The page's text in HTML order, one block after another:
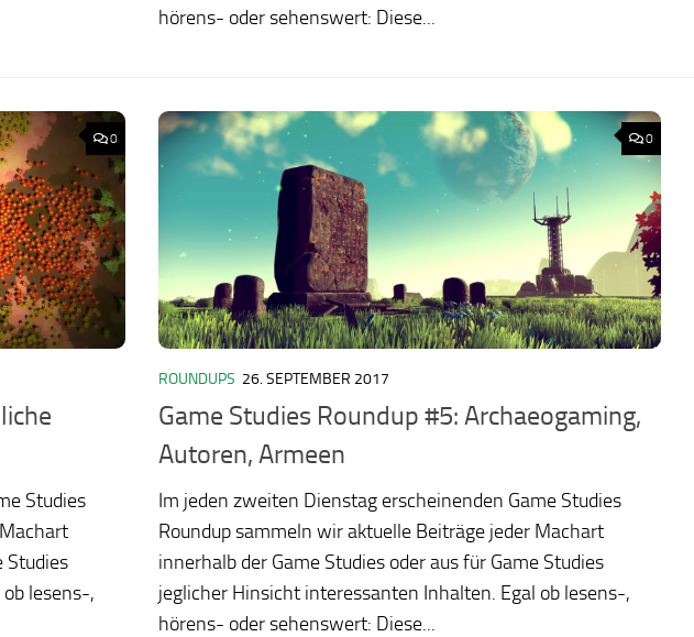
hörens- oder sehenswert: Diese...
0
Studies
Studies
lesens-,
0
ROUNDUPS 26. SEPTEMBER 2017
Game Studies Roundup #5: Archaeogaming,
Autoren, Armeen
Im jeden zweiten Dienstag erscheinenden Game Studies
Roundup sammeln wir aktuelle Beiträge jeder Machart
innerhalb der Game Studies oder aus für Game Studies
jeglicher Hinsicht interessanten Inhalten. Egal ob lesens-,
hörens- oder sehenswert: Diese...